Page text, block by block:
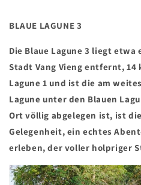
BLAUE LAGUNE 3
Die Blaue Lagune 3 liegt
Stadt Vang Vieng entfernt, 14
Lagune 1 und ist die am
Lagune unter den Blauen
Ort völlig abgelegen ist, ist
Gelegenheit, ein echtes
erleben, der voller holpriger